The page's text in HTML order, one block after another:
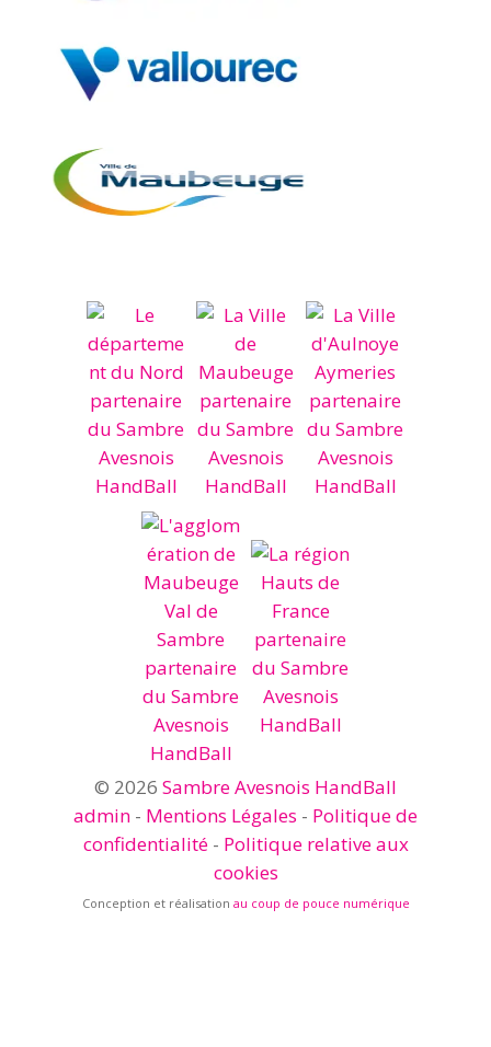
© 2026 Sambre Avesnois HandBall
admin - Mentions Légales - Politique de
confidentialité- Politique relative aux
cookies
Conception et réalisation au coup de pouce numérique